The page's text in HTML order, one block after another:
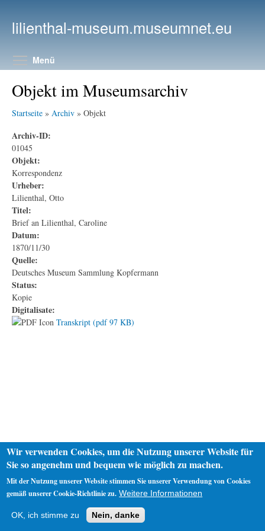
lilienthal-museum.museumnet.eu
Menü
Objekt im Museumsarchiv
Startseite » Archiv » Objekt
Archiv-ID:
01045
Objekt:
Korrespondenz
Urheber:
Lilienthal, Otto
Titel:
Brief an Lilienthal, Caroline
Datum:
1870/11/30
Quelle:
Deutsches Museum Sammlung Kopfermann
Status:
Kopie
Digitalisate:
Transkript (pdf 97 KB)
Impressum
Wir verwenden Cookies, um die Nutzung unserer Website für
Sie so angenehm und bequem wie möglich zu machen.
Mit der Nutzung unserer Website stimmen Sie unserer Verwendung von Cookies
gemäß unserer Cookie-Richtlinie zu. Weitere Informationen
OK, ich stimme zu Nein, danke